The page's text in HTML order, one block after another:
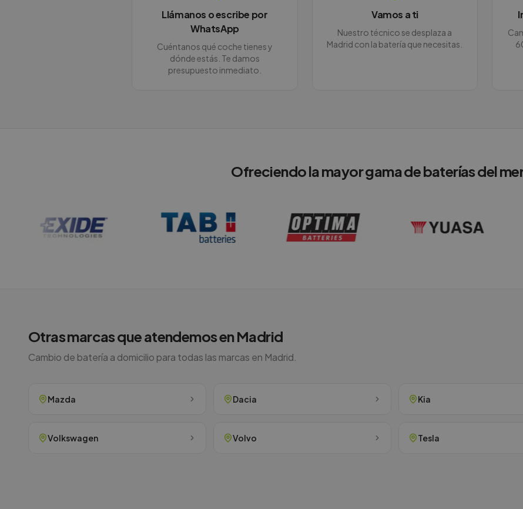
Llámanos o escribe por
WhatsApp
Cuéntanos qué coche tienes y
dónde estás. Te damos
presupuesto inmediato.
Vamos a ti
Nuestro técnico se desplaza a
Madrid con la batería que necesitas.
Ofreciendo la mayor gama de baterías del
Otras marcas que atendemos enMadrid
Cambio de batería a domicilio para todas las marcas en Madrid
Mazda Dacia Kia
Volkswagen Volvo Tesla